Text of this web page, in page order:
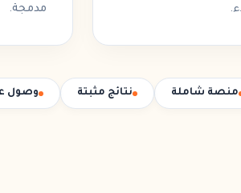
.
مدمجة.
منصة شاملة نتائج مثبتة وصول